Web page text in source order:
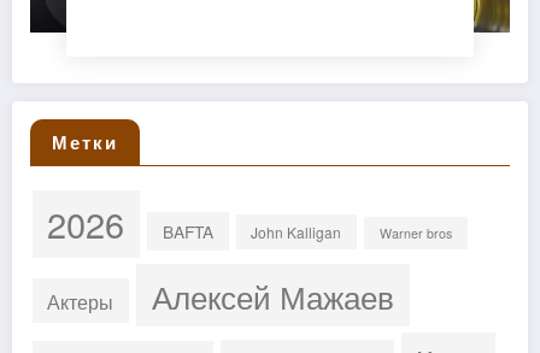
Метки
2026 BAFTA John Kalligan Warner bros
Актеры Алексей Мажаев